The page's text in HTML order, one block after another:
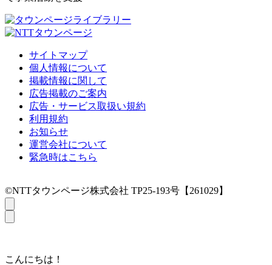
サイトマップ
個人情報について
掲載情報に関して
広告掲載のご案内
広告・サービス取扱い規約
利用規約
お知らせ
運営会社について
緊急時はこちら
©NTTタウンページ株式会社 TP25-193号【261029】
こんにちは！